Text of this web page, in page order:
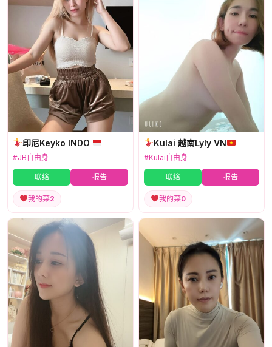
印尼Keyko INDO
#JB自由身
联络 报告
我的菜2
Kulai 越南Lyly VN
#Kulai自由身
联络 报告
我的菜0